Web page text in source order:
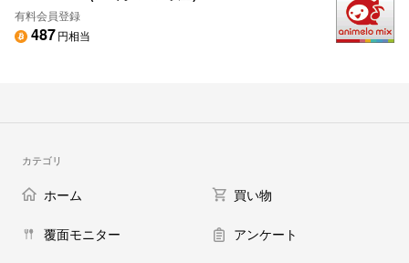
有料会員登録
487円相当
カテゴリ
ホーム 買い物
覆面モニター アンケート